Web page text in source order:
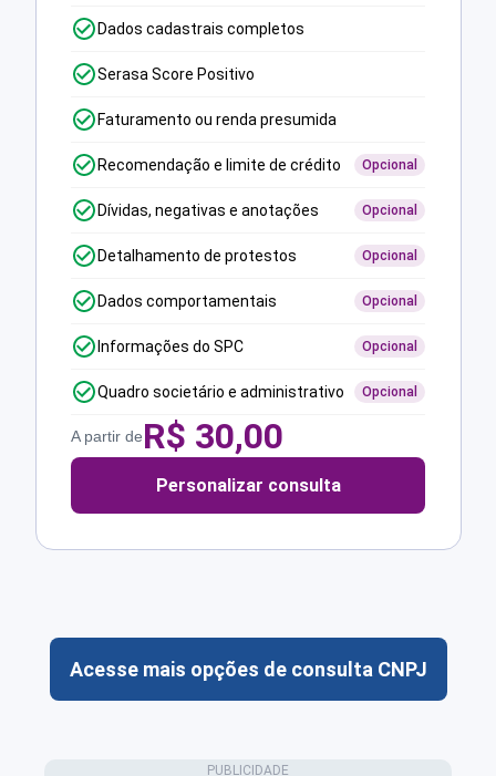
Dados cadastrais completos
Serasa Score Positivo
Faturamento ou renda presumida
Recomendação e limite de crédito Opcional
Dívidas, negativas e anotações Opcional
Detalhamento de protestos Opcional
Dados comportamentais Opcional
Informações do SPC Opcional
Quadro societário e administrativo Opcional
A partir deR$ 30,00
Personalizar consulta
Acesse mais opções de consulta CNPJ